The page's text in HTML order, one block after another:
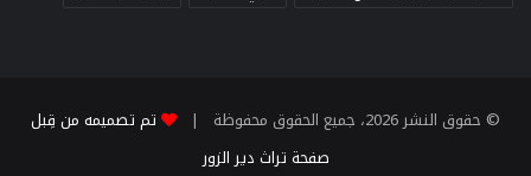
© حقوق النشر 2026، جميع الحقوق محفوظة |
تم تصميمه من قِبل
صفحة تراث دير الزور